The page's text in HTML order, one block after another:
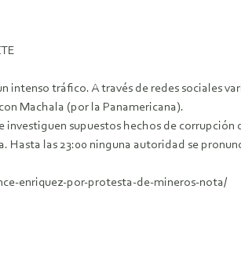
intenso tráfico. A través de redes sociales
Machala (por la Panamericana).
supuestos hechos de corrupción
Hasta las 23:00 ninguna autoridad se
enriquez-por-protesta-de-mineros-nota/